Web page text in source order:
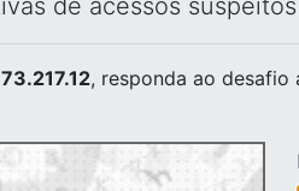
de acessos
, responda ao desafio